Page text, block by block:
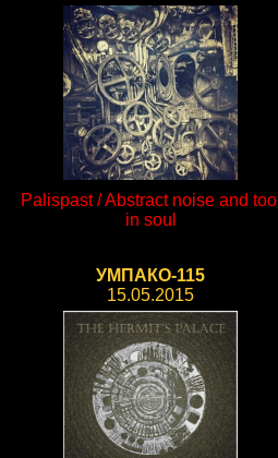
Palispast / Abstract noise and tool
in soul
УМПАКО-115
15.05.2015